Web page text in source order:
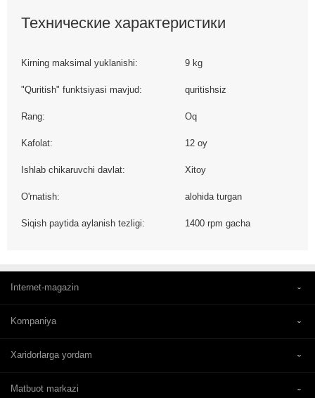
Технические характеристики
Kirning maksimal yuklanishi: 9 kg
"Quritish" funktsiyasi mavjud: quritishsiz
Rang: Oq
Kafolat: 12 oy
Ishlab chikaruvchi davlat: Xitoy
O'rnatish: alohida turgan
Siqish paytida aylanish tezligi: 1400 rpm gacha
Internet-magazin
Kompaniya
Xaridorlarga yordam
Matbuot markazi